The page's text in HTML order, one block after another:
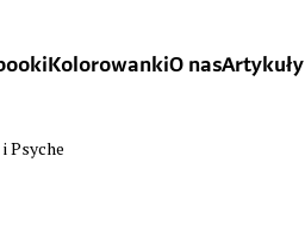
KolorowankiO nasArtykuły
Psyche